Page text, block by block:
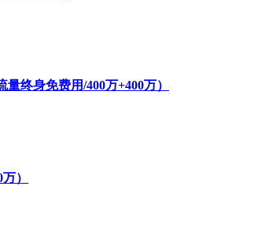
终身免费用/400万+400万）
）